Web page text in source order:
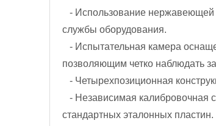
- Использование нержавеющей
службы оборудования.
- Испытательная камера
позволяющим четко наблюдать
- Четырехпозиционная
- Независимая калибровочная
стандартных эталонных пластин.